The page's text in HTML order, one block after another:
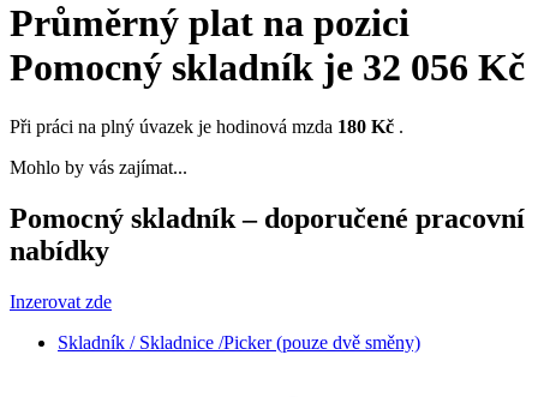
Průměrný plat na pozici
Pomocný skladník je 32 056 Kč
Při práci na plný úvazek je hodinová mzda 180 Kč .
Mohlo by vás zajímat...
Pomocný skladník – doporučené pracovní
nabídky
Inzerovat zde
Skladník / Skladnice /Picker (pouze dvě směny)